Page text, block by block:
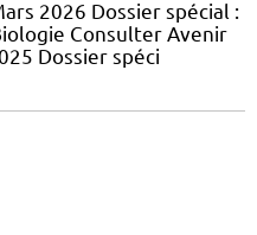
2026 Dossier spécial :
Consulter Avenir
Dossier spéci